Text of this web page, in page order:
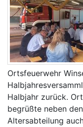
Ortsfeuerwehr
Halbjahr zurück.
begrüßte neben
Altersabteilung